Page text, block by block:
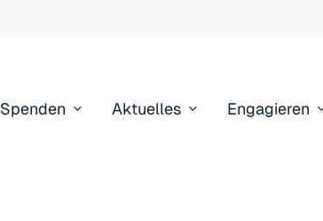
Spenden Aktuelles Engagieren